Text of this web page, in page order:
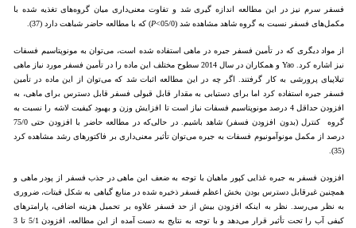
فسفر سرم نیز در این مطالعه اندازه گیری شد و تفاوت معنی‌داری میان گروه‌های تغذیه شده با
مکمل‌های فسفر نسبت به گروه شاهد مشاهده شد (05/0>
P) که با مطالعه حاضر شباهت دارد (37).
از مواد دیگری که در تأمین فسفر جیره در ماهی استفاده شده است، می‌توان به مونوپتاسیم فسفات
نیز اشاره کرد. Yao و همکاران در سال 2014 سطوح مختلف این ماده را در تأمین فسفر مورد نیاز ماهی
تیلاپیای پرورشی به کار گرفتند. اگر چه در این مطالعه اثبات شد که می‌توان از این ماده در تأمین
فسفر جیره استفاده کرد اما برای دستیابی به مقدار قابل قبولی فسفر قابل دسترس برای ماهی، به
افزودن حداقل 4 درصد مونوپتاسیم فسفات نیاز است تا افزایش وزن و بهبود کیفیت لاشه را نسبت به
گروه کنترل (بدون افزودن فسفر) شاهد باشیم. در حالی‌که در مطالعه حاضر با افزودن حتی 75/0
درصد از مکمل مونوآمونیوم فسفات به جیره می‌توان تأثیر معنی‌داری بر فاکتورهای رشد مشاهده کرد
(35).
افزودن فسفر به جیره غذایی کپور ماهیان با توجه به ضعف این ماهی در جذب فسفر از پودر ماهی و
همچنین غیرقابل دسترس بودن بخش اعظم فسفر ذخیره شده در منابع گیاهی به شکل فیتات، ضروری
به نظر می‌رسد. نظر به اینکه افزودن بیش از حد فسفر علاوه بر تحمیل هزینه اضافی، پارامترهای
کیفی آب را تحت تأثیر قرار می‌دهد و با توجه به نتایج به دست آمده از این مطالعه، افزودن 5/1 تا 3